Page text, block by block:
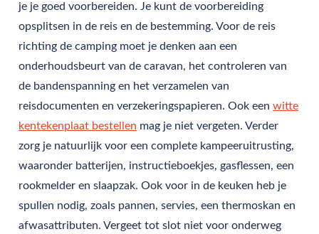
je je goed voorbereiden. Je kunt de voorbereiding
opsplitsen in de reis en de bestemming. Voor de reis
richting de camping moet je denken aan een
onderhoudsbeurt van de caravan, het controleren van
de bandenspanning en het verzamelen van
reisdocumenten en verzekeringspapieren. Ook eenwitte
kentekenplaat bestellen mag je niet vergeten. Verder
zorg je natuurlijk voor een complete kampeeruitrusting,
waaronder batterijen, instructieboekjes, gasflessen, een
rookmelder en slaapzak. Ook voor in de keuken heb je
spullen nodig, zoals pannen, servies, een thermoskan en
afwasattributen. Vergeet tot slot niet voor onderweg